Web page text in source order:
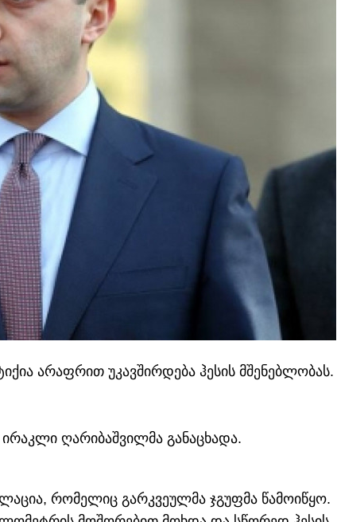
არაფრით უკავშირდება ჰესის მშენებლობას.
ირაკლი ღარიბაშვილმა განაცხადა.
რომელიც გარკვეულმა ჯგუფმა წამოიწყო.